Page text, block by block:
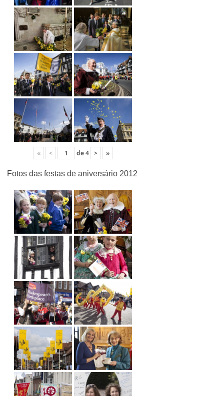
« < de4 > »
Fotos das festas de aniversário 2012